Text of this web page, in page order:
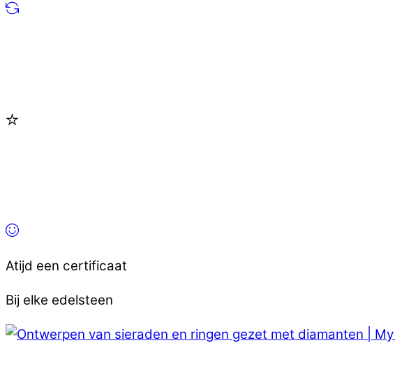
Atijd een certificaat
Bij elke edelsteen